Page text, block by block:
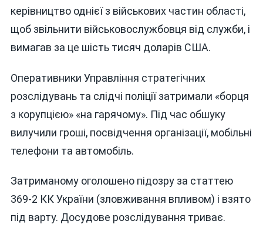
керівництво однієї з військових частин області,
щоб звільнити військовослужбовця від служби, і
вимагав за це шість тисяч доларів США.
Оперативники Управління стратегічних
розслідувань та слідчі поліції затримали «борця
з корупцією» «на гарячому». Під час обшуку
вилучили гроші, посвідчення організації, мобільні
телефони та автомобіль.
Затриманому оголошено підозру за статтею
369-2 КК України (зловживання впливом) і взято
під варту. Досудове розслідування триває.